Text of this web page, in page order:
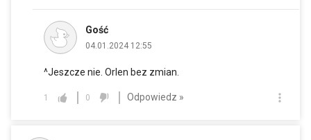
Gość
04.01.2024 12:55
^Jeszcze nie. Orlen bez zmian.
1 0 Odpowiedz »